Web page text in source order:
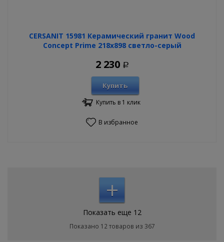
CERSANIT 15981 Керамический гранит Wood
Concept Prime 218х898 светло-серый
2 230 Р
Купить
Купить в 1 клик
В избранное
+
Показать еще 12
Показано 12 товаров из 367